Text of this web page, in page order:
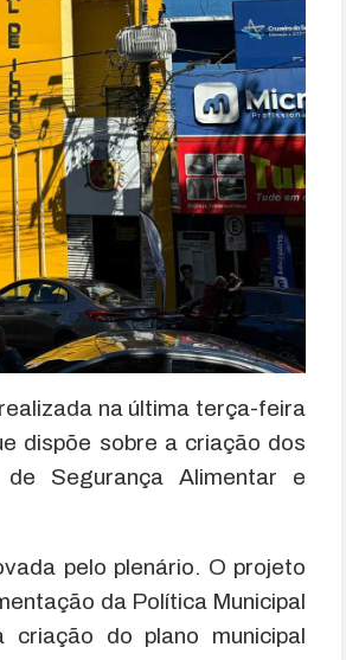
na última terça-feira
dispõe sobre a criação dos
de Segurança Alimentar e
pelo plenário. O projeto
da Política Municipal
do plano municipal